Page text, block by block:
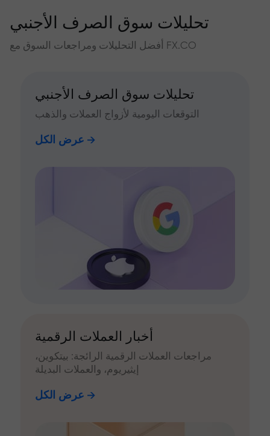
تحليلات سوق الصرف الأجنبي
أفضل التحليلات ومراجعات السوق مع FX.CO
تحليلات سوق الصرف الأجنبي
التوقعات اليومية لأزواج العملات والذهب
عرض الكل
أخبار العملات الرقمية
مراجعات العملات الرقمية الرائجة: بيتكوين،
إيثيريوم، والعملات البديلة
عرض الكل